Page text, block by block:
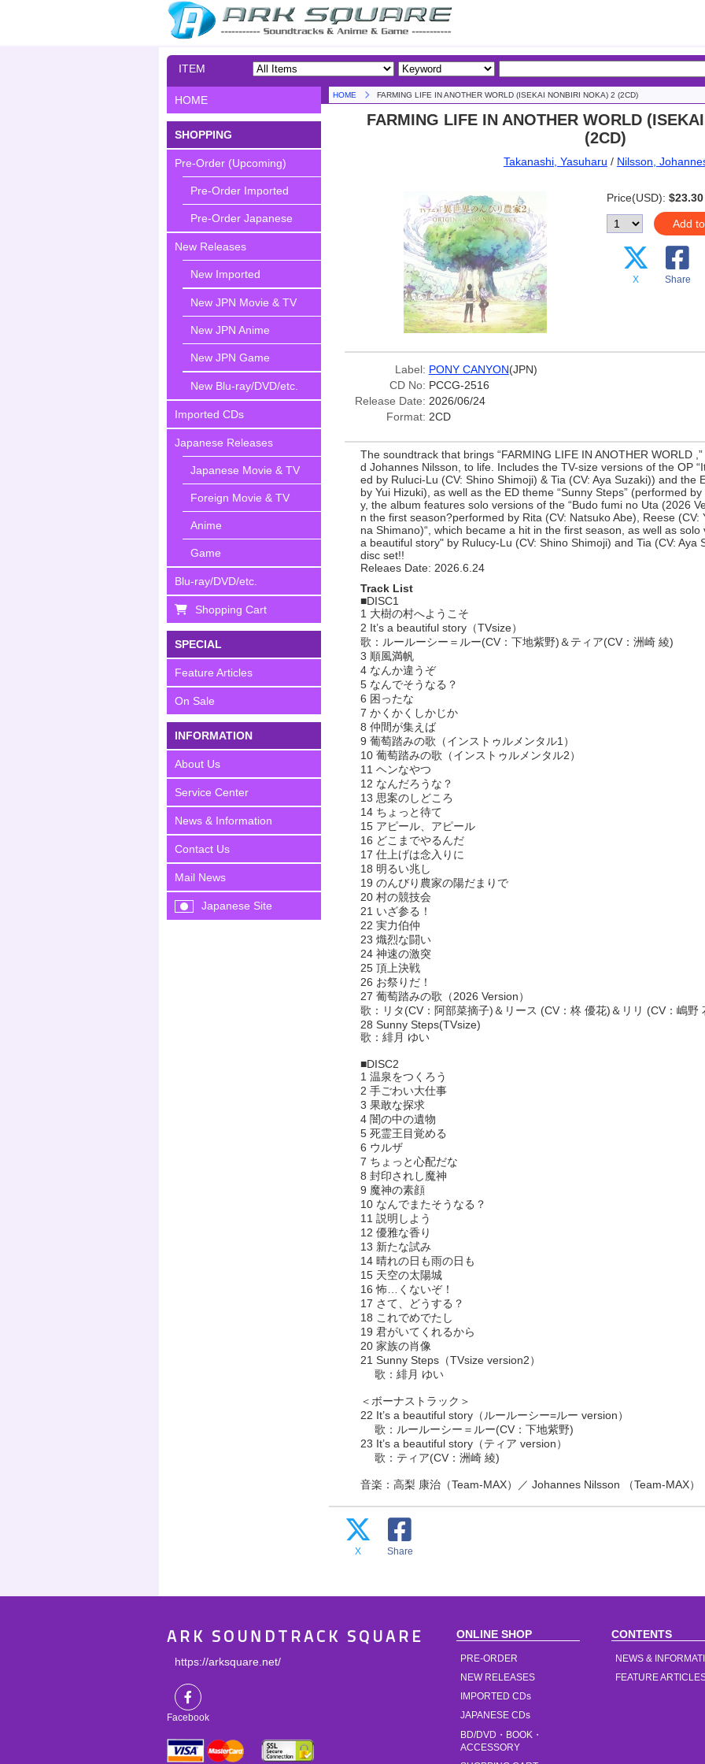
ITEM
HOME
SHOPPING
Pre-Order (Upcoming)
Pre-Order Imported
Pre-Order Japanese
New Releases
New Imported
New JPN Movie & TV
New JPN Anime
New JPN Game
New Blu-ray/DVD/etc.
Imported CDs
Japanese Releases
Japanese Movie & TV
Foreign Movie & TV
Anime
Game
Blu-ray/DVD/etc.
Shopping Cart
SPECIAL
Feature Articles
On Sale
INFORMATION
About Us
Service Center
News & Information
Contact Us
Mail News
Japanese Site
HOME FARMING LIFE IN ANOTHER WORLD (ISEKAI NONBIRI NOKA) 2 (2CD)
FARMING LIFE IN ANOTHER WORLD
(2CD)
Takanashi, Yasuharu / Nilsson,
Price(USD): $23.30
Add
X Share
Label: PONY CANYON(JPN)
CD No: PCCG-2516
Release Date: 2026/06/24
Format: 2CD
The soundtrack that brings “FARMING LIFE IN ANOTHER WORLD
d Johannes Nilsson, to life. Includes the TV-size versions of the OP
ed by Ruluci-Lu (CV: Shino Shimoji) & Tia (CV: Aya Suzaki)) and the
by Yui Hizuki), as well as the ED theme “Sunny Steps” (performed
y, the album features solo versions of the “Budo fumi no Uta (2026
n the first season?performed by Rita (CV: Natsuko Abe), Reese (CV:
na Shimano)“, which became a hit in the first season, as well as
a beautiful story" by Rulucy-Lu (CV: Shino Shimoji) and Tia (CV: Aya
disc set!!
Releaes Date: 2026.6.24
Track List
■DISC1
1 大樹の村へようこそ
2 It’s a beautiful story（TVsize）
歌：ルールーシー＝ルー(CV：下地紫野)＆ティア(CV：洲崎 綾)
3 順風満帆
4 なんか違うぞ
5 なんでそうなる？
6 困ったな
7 かくかくしかじか
8 仲間が集えば
9 葡萄踏みの歌（インストゥルメンタル1）
10 葡萄踏みの歌（インストゥルメンタル2）
11 ヘンなやつ
12 なんだろうな？
13 思案のしどころ
14 ちょっと待て
15 アピール、アピール
16 どこまでやるんだ
17 仕上げは念入りに
18 明るい兆し
19 のんびり農家の陽だまりで
20 村の競技会
21 いざ参る！
22 実力伯仲
23 熾烈な闘い
24 神速の激突
25 頂上決戦
26 お祭りだ！
27 葡萄踏みの歌（2026 Version）
歌：リタ(CV：阿部菜摘子)＆リース (CV：柊 優花)＆リリ (CV：嶋野
28 Sunny Steps(TVsize)
歌：緋月 ゆい
■DISC2
1 温泉をつくろう
2 手ごわい大仕事
3 果敢な探求
4 闇の中の遺物
5 死霊王目覚める
6 ウルザ
7 ちょっと心配だな
8 封印されし魔神
9 魔神の素顔
10 なんでまたそうなる？
11 説明しよう
12 優雅な香り
13 新たな試み
14 晴れの日も雨の日も
15 天空の太陽城
16 怖…くないぞ！
17 さて、どうする？
18 これでめでたし
19 君がいてくれるから
20 家族の肖像
21 Sunny Steps（TVsize version2）
歌：緋月 ゆい
＜ボーナストラック＞
22 It’s a beautiful story（ルールーシー=ルー version）
歌：ルールーシー＝ルー(CV：下地紫野)
23 It’s a beautiful story（ティア version）
歌：ティア(CV：洲崎 綾)
音楽：高梨 康治（Team-MAX）／ Johannes Nilsson （Team-MAX）
X Share
ARK SOUNDTRACK SQUARE
https://arksquare.net/
Facebook
ONLINE SHOP
PRE-ORDER
NEW RELEASES
IMPORTED CDs
JAPANESE CDs
BD/DVD・BOOK・
ACCESSORY
CONTENTS
NEWS &
FEATURE